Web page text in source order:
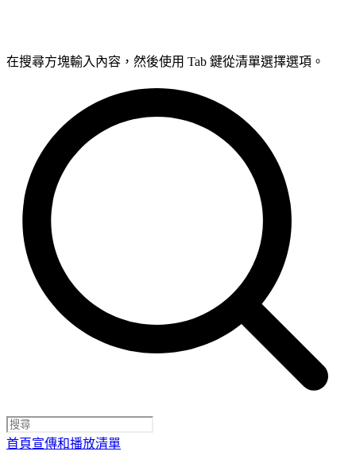
在搜尋方塊輸入內容，然後使用 Tab 鍵從清單選擇選項。
首頁宣傳和播放清單